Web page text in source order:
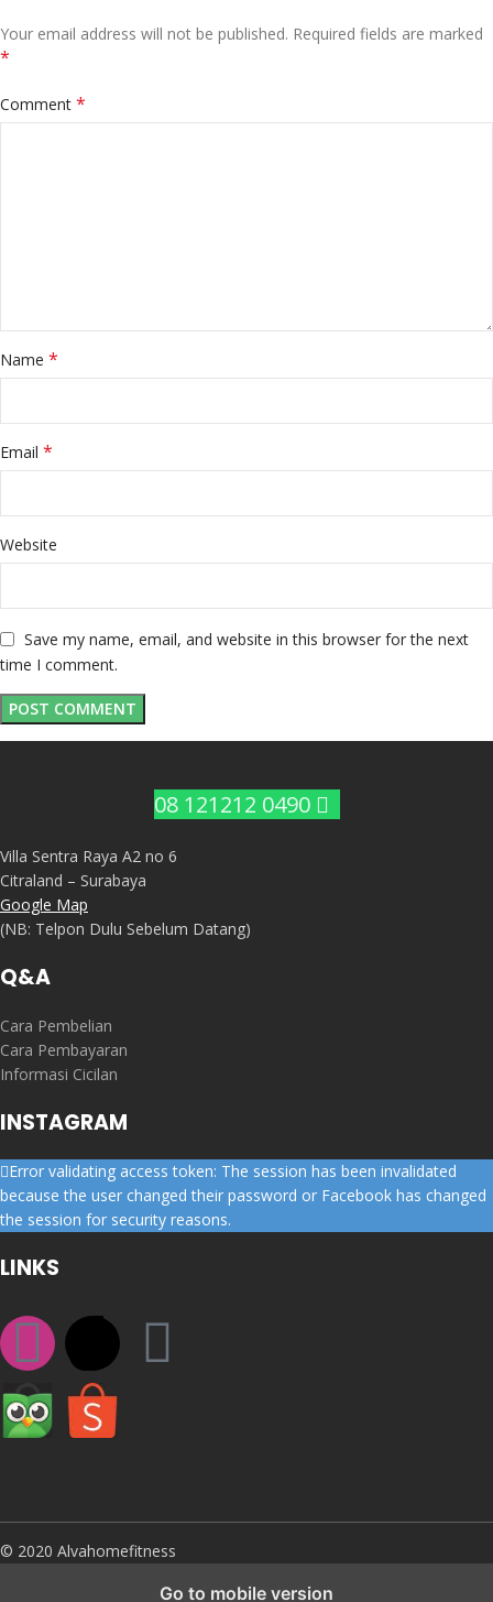
Your email address will not be published. Required fields are marked
*
Comment *
Name *
Email *
Website
Save my name, email, and website in this browser for the next
time I comment.
08 121212 0490
Villa Sentra Raya A2 no 6
Citraland – Surabaya
Google Map
(NB: Telpon Dulu Sebelum Datang)
Q&A
Cara Pembelian
Cara Pembayaran
Informasi Cicilan
INSTAGRAM
Error validating access token: The session has been invalidated
because the user changed their password or Facebook has changed
the session for security reasons.
LINKS
© 2020 Alvahomefitness
Go to mobile version